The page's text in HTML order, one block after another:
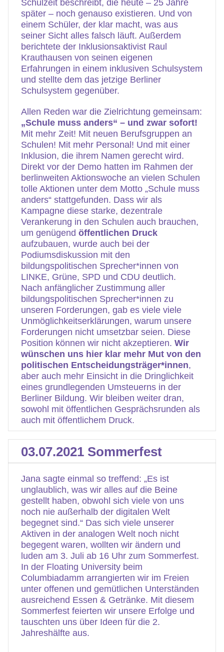
Schulzeit beschreibt, die heute – 25 Jahre
später – noch genauso existieren. Und von
einem Schüler, der klar macht, was aus
seiner Sicht alles falsch läuft. Außerdem
berichtete der Inklusionsaktivist Raul
Krauthausen von seinen eigenen
Erfahrungen in einem inklusiven Schulsystem
und stellte dem das jetzige Berliner
Schulsystem gegenüber.
Allen Reden war die Zielrichtung gemeinsam:
„Schule muss anders“ – und zwar sofort!
Mit mehr Zeit! Mit neuen Berufsgruppen an
Schulen! Mit mehr Personal! Und mit einer
Inklusion, die ihrem Namen gerecht wird.
Direkt vor der Demo hatten im Rahmen der
berlinweiten Aktionswoche an vielen Schulen
tolle Aktionen unter dem Motto „Schule muss
anders“ stattgefunden. Dass wir als
Kampagne diese starke, dezentrale
Verankerung in den Schulen auch brauchen,
um genügend öffentlichen Druck
aufzubauen, wurde auch bei der
Podiumsdiskussion mit den
bildungspolitischen Sprecher*innen von
LINKE, Grüne, SPD und CDU deutlich.
Nach anfänglicher Zustimmung aller
bildungspolitischen Sprecher*innen zu
unseren Forderungen, gab es viele viele
Unmöglichkeitserklärungen, warum unsere
Forderungen nicht umsetzbar seien. Diese
Position können wir nicht akzeptieren. Wir
wünschen uns hier klar mehr Mut von den
politischen Entscheidungsträger*innen,
aber auch mehr Einsicht in die Dringlichkeit
eines grundlegenden Umsteuerns in der
Berliner Bildung. Wir bleiben weiter dran,
sowohl mit öffentlichen Gesprächsrunden als
auch mit öffentlichem Druck.
03.07.2021 Sommerfest
Jana sagte einmal so treffend: „Es ist
unglaublich, was wir alles auf die Beine
gestellt haben, obwohl sich viele von uns
noch nie außerhalb der digitalen Welt
begegnet sind.“ Das sich viele unserer
Aktiven in der analogen Welt noch nicht
begegent waren, wollten wir ändern und
luden am 3. Juli ab 16 Uhr zum Sommerfest.
In der Floating University beim
Columbiadamm arrangierten wir im Freien
unter offenen und gemütlichen Unterständen
ausreichend Essen & Getränke. Mit diesem
Sommerfest feierten wir unsere Erfolge und
tauschten uns über Ideen für die 2.
Jahreshälfte aus.